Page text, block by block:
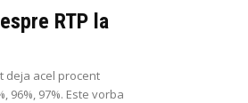
RTP la
deja acel procent
96%, 97%. Este vorba